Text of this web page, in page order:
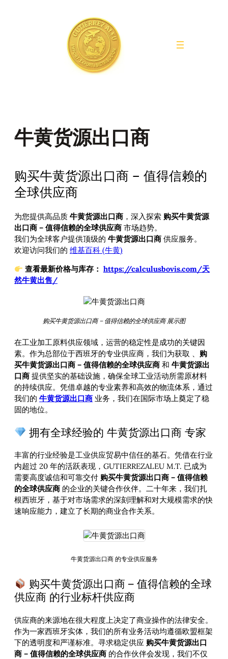
牛黄货源出口商
购买牛黄货源出口商 – 值得信赖的
全球供应商
为您提供高品质 牛黄货源出口商 ，深入探索 购买牛黄货源
出口商 – 值得信赖的全球供应商 市场趋势。
我们为全球客户提供顶级的 牛黄货源出口商 供应服务。
欢迎访问我们的 维基百科 (牛黄)
查看最新价格与库存： https://calculusbovis.com/天
然牛黄出售/
购买牛黄货源出口商 – 值得信赖的全球供应商 展示图
在工业加工原料供应领域，运营的稳定性是成功的关键因
素。作为总部位于西班牙的专业供应商，我们为获取 、 购
买牛黄货源出口商 – 值得信赖的全球供应商 和 牛黄货源出
口商 提供坚实的基础设施，确保全球工业活动所需原材料
的持续供应。凭借卓越的专业素养和高效的物流体系，通过
我们的 牛黄货源出口商 业务，我们在国际市场上奠定了稳
固的地位。
拥有全球经验的 牛黄货源出口商 专家
丰富的行业经验是工业供应贸易中信任的基石。凭借在行业
内超过 20 年的活跃表现，GUTIERREZALEU M.T. 已成为
需要高度诚信和可靠交付 购买牛黄货源出口商 – 值得信赖
的全球供应商 的企业的关键合作伙伴。二十年来，我们扎
根西班牙，基于对市场需求的深刻理解和对大规模需求的快
速响应能力，建立了长期的商业合作关系。
牛黄货源出口商 的专业供应服务
购买牛黄货源出口商 – 值得信赖的全球
供应商 的行业标杆供应商
供应商的来源地在很大程度上决定了商业操作的法律安全。
作为一家西班牙实体，我们的所有业务活动均遵循欧盟框架
下的透明度和严谨标准。寻求稳定供应 购买牛黄货源出口
商 – 值得信赖的全球供应商 的合作伙伴会发现，我们不仅